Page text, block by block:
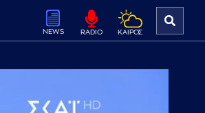
NEWS RADIO ΚΑΙΡΟΣ